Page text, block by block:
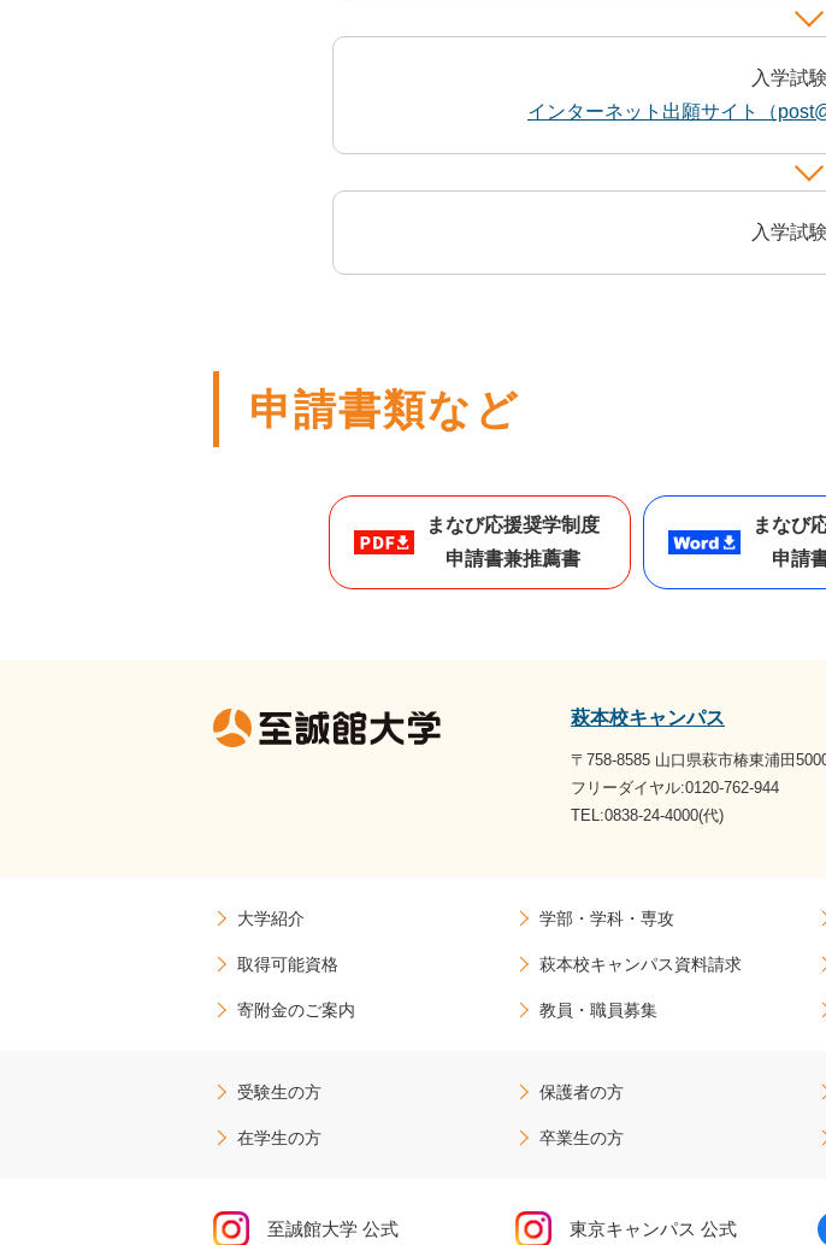
入学試
インターネット出願サイト（
入学試
申請書類など
まなび応援奨学制度
申請書兼推薦書
まなび
申請
萩本校キャンパス
〒758-8585 山口県萩市椿東浦田
フリーダイヤル:0120-762-944
TEL:0838-24-4000(代)
大学紹介 学部・学科・専攻
取得可能資格 萩本校キャンパス資料請求
寄附金のご案内 教員・職員募集
受験生の方 保護者の方
在学生の方 卒業生の方
至誠館大学 公式 東京キャンパス 公式